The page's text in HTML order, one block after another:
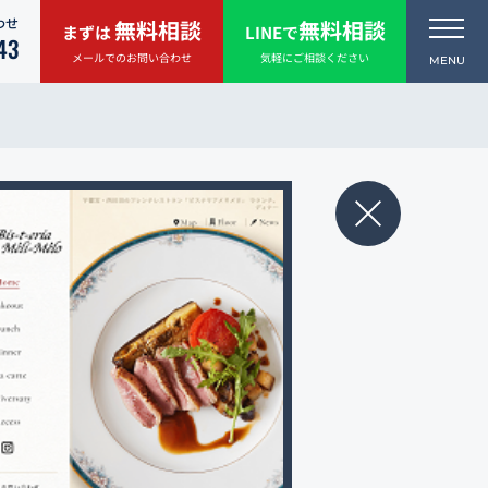
せ まずは無料相談
メールでのお問い合わせ
LINEで無料相談
気軽にご相談ください